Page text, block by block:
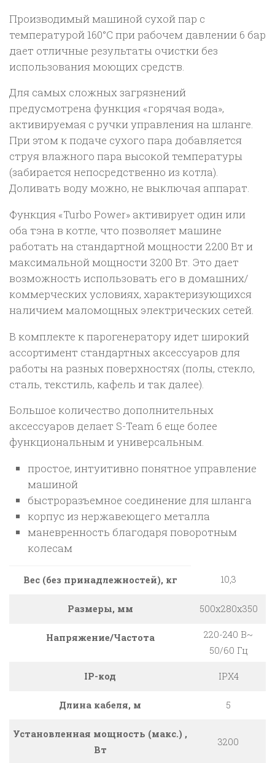
Производимый машиной сухой пар с
температурой 160°C при рабочем давлении 6 бар
дает отличные результаты очистки без
использования моющих средств.
Для самых сложных загрязнений
предусмотрена функция «горячая вода»,
активируемая с ручки управления на шланге.
При этом к подаче сухого пара добавляется
струя влажного пара высокой температуры
(забирается непосредственно из котла).
Доливать воду можно, не выключая аппарат.
Функция «Turbo Power» активирует один или
оба тэна в котле, что позволяет машине
работать на стандартной мощности 2200 Вт и
максимальной мощности 3200 Вт. Это дает
возможность использовать его в домашних/
коммерческих условиях, характеризующихся
наличием маломощных электрических сетей.
В комплекте к парогенератору идет широкий
ассортимент стандартных аксессуаров для
работы на разных поверхностях (полы, стекло,
сталь, текстиль, кафель и так далее).
Большое количество дополнительных
аксессуаров делает S-Team 6 еще более
функциональным и универсальным.
простое, интуитивно понятное управление
машиной
быстроразъемное соединение для шланга
корпус из нержавеющего металла
маневренность благодаря поворотным
колесам
Вес (без принадлежностей), кг 10,3
Размеры, мм 500x280x350
Напряжение/Частота
220-240 В~
50/60 Гц
IP-код IPX4
Длина кабеля, м 5
Установленная мощность (макс.) ,
Вт
3200